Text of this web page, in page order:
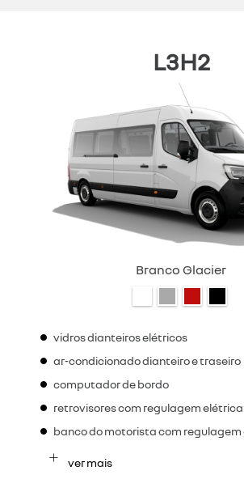
L3H2
Branco Glacier
vidros dianteiros elétricos
ar-condicionado dianteiro e traseiro
computador de bordo
retrovisores com regulagem elétrica
banco do motorista com regulagem
ver mais